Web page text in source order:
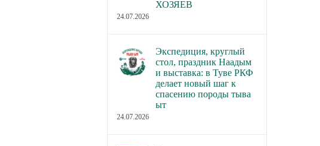
ХОЗЯЕВ
24.07.2026
Экспедиция, круглый
стол, праздник Наадым
и выставка: в Туве РКФ
делает новый шаг к
спасению породы тыва
ыт
24.07.2026